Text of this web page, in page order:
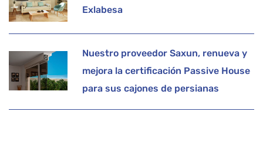
Exlabesa
Nuestro proveedor Saxun, renueva y
mejora la certificación Passive House
para sus cajones de persianas